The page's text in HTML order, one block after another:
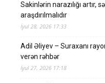
Sakinlərin narazılığı artır,
araşdırılmalıdır
İyul 28, 2026 17:33
Adil Əliyev – Suraxanı
verən rəhbər
İyul 27, 2026 17:18